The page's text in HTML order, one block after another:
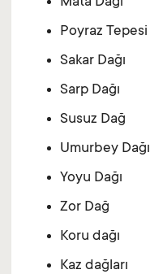
Poyraz Tepesi
Sakar Dağı
Sarp Dağı
Susuz Dağ
Umurbey Dağı
Yoyu Dağı
Zor Dağ
Koru dağı
Kaz dağları